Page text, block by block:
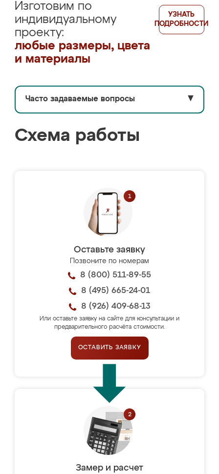
Изготовим по
индивидуальному
проекту:
любые размеры, цвета
и материалы
УЗНАТЬ
ПОДРОБНОСТИ
Часто задаваемые вопросы ▼
Схема работы
Оставьте заявку
Позвоните по номерам
8 (800) 511-89-55
8 (495) 665-24-01
8 (926) 409-68-13
Или оставьте заявку на сайте для консультации и
предварительного расчёта стоимости.
ОСТАВИТЬ ЗАЯВКУ
Замер и расчет